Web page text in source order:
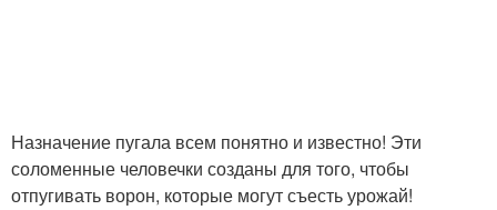
Назначение пугала всем понятно и известно! Эти
соломенные человечки созданы для того, чтобы
отпугивать ворон, которые могут съесть урожай!